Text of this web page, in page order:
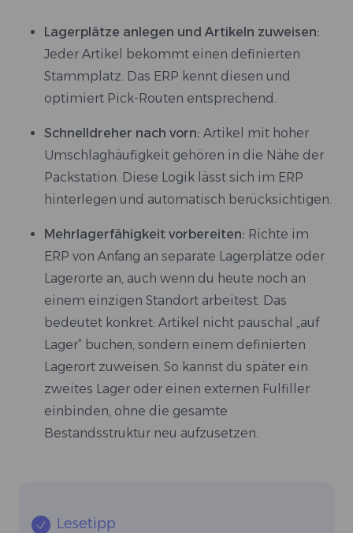
Lagerplätze anlegen und Artikeln zuweisen:
Jeder Artikel bekommt einen definierten
Stammplatz. Das ERP kennt diesen und
optimiert Pick-Routen entsprechend.
Schnelldreher nach vorn: Artikel mit hoher
Umschlaghäufigkeit gehören in die Nähe der
Packstation. Diese Logik lässt sich im ERP
hinterlegen und automatisch berücksichtigen.
Mehrlagerfähigkeit vorbereiten: Richte im
ERP von Anfang an separate Lagerplätze oder
Lagerorte an, auch wenn du heute noch an
einem einzigen Standort arbeitest. Das
bedeutet konkret: Artikel nicht pauschal „auf
Lager“ buchen, sondern einem definierten
Lagerort zuweisen. So kannst du später ein
zweites Lager oder einen externen Fulfiller
einbinden, ohne die gesamte
Bestandsstruktur neu aufzusetzen.
Lesetipp